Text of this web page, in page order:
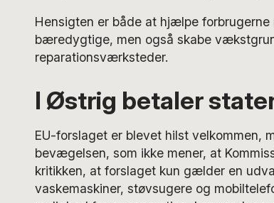
Hensigten er både at hjælpe
bæredygtige, men også skabe
reparationsværksteder.
I Østrig betaler
EU-forslaget er blevet hilst velkommen,
bevægelsen, som ikke mener, at
kritikken, at forslaget kun gælder en
vaskemaskiner, støvsugere og